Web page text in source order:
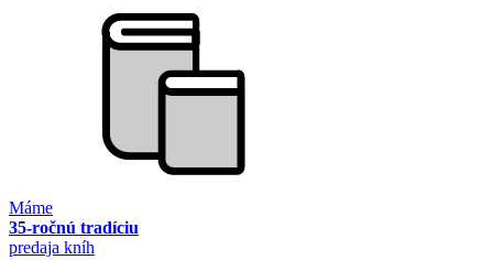
Máme
35-ročnú tradíciu
predaja kníh